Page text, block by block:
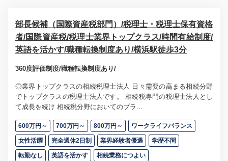
部長候補（国際資産税部門）/税理士・税理士保有資格
者/国際資産税/税理士業界トップクラス/時間有給制度/
英語を活かす/職種転換制度あり/横浜駅徒歩3分
360度評価制度/職種転換制度あり/
◎業界トップクラスの相続税理士法人 日々需要の高まる相続分野
でトップクラスの税理士法人です。 相続税専門の税理士法人とし
て成長を続け 相続税分野においてのブラ...
600万円～ 700万円～ 800万円～ ワークライフバランス
女性活躍 完全週休2日制 業界経験者優遇 学歴不問
転勤なし 英語を活かす 相続業務につよい